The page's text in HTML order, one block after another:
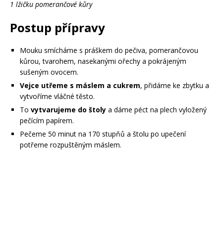
1 lžičku pomerančové kůry
Postup přípravy
Mouku smícháme s práškem do pečiva, pomerančovou
kůrou, tvarohem, nasekanými ořechy a pokrájeným
sušeným ovocem.
Vejce utřeme s máslem a cukrem, přidáme ke zbytku a
vytvoříme vláčné těsto.
To vytvarujeme do štoly a dáme péct na plech vyložený
pečícím papírem.
Pečeme 50 minut na 170 stupňů a štolu po upečení
potřeme rozpuštěným máslem.